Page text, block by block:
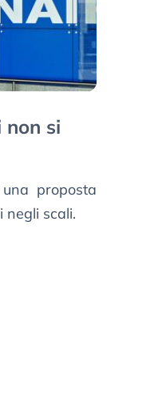
non si
proposta
negli scali.